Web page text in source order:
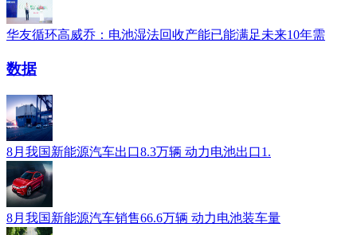
华友循环高威乔：电池湿法回收产能已能满足未来10年需
数据
8月我国新能源汽车出口8.3万辆 动力电池出口1.
8月我国新能源汽车销售66.6万辆 动力电池装车量